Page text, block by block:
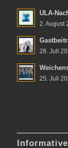
ULA-
2. August
28. Juli
25. Juli